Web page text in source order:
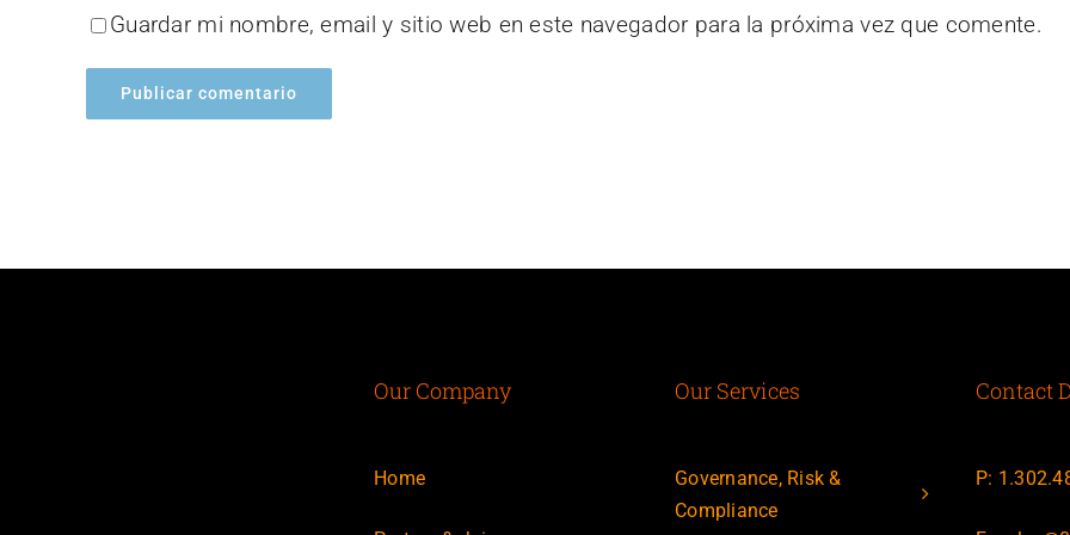
Guardar mi nombre, email y sitio web en este navegador para la próxima vez que comente.
Our Company
Home
Our Services
Governance, Risk &
Compliance
Contact
P: